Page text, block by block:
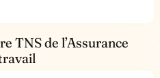
TNS de l’Assurance